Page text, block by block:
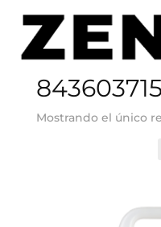
Inicio / EAN del
Mostrando el único